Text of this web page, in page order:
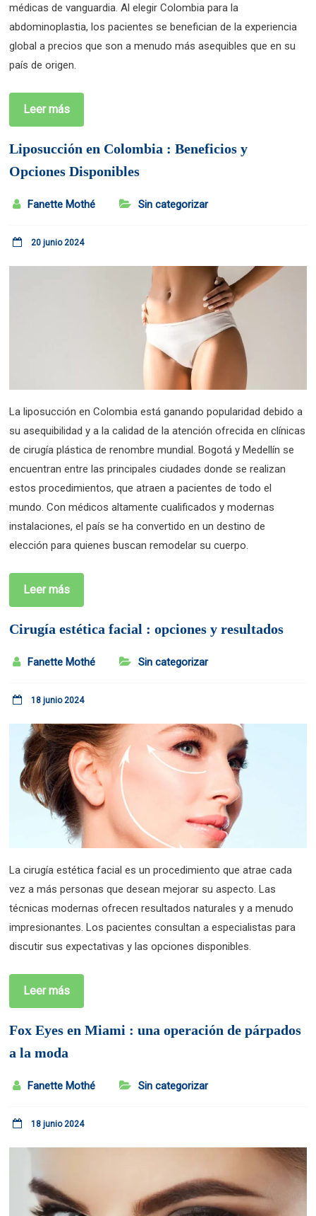
médicas de vanguardia. Al elegir Colombia para la
abdominoplastia, los pacientes se benefician de la experiencia
global a precios que son a menudo más asequibles que en su
país de origen.
Leer más
Liposucción en Colombia : Beneficios y
Opciones Disponibles
Fanette Mothé Sin categorizar
20 junio 2024
La liposucción en Colombia está ganando popularidad debido a
su asequibilidad y a la calidad de la atención ofrecida en clínicas
de cirugía plástica de renombre mundial. Bogotá y Medellín se
encuentran entre las principales ciudades donde se realizan
estos procedimientos, que atraen a pacientes de todo el
mundo. Con médicos altamente cualificados y modernas
instalaciones, el país se ha convertido en un destino de
elección para quienes buscan remodelar su cuerpo.
Leer más
Cirugía estética facial : opciones y resultados
Fanette Mothé Sin categorizar
18 junio 2024
La cirugía estética facial es un procedimiento que atrae cada
vez a más personas que desean mejorar su aspecto. Las
técnicas modernas ofrecen resultados naturales y a menudo
impresionantes. Los pacientes consultan a especialistas para
discutir sus expectativas y las opciones disponibles.
Leer más
Fox Eyes en Miami : una operación de párpados
a la moda
Fanette Mothé Sin categorizar
18 junio 2024